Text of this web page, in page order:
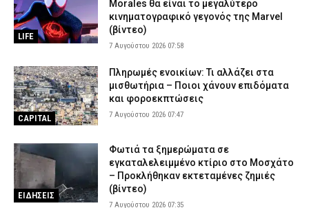
LIFE
Morales θα είναι το μεγαλύτερο
κινηματογραφικό γεγονός της Marvel
(βίντεο)
7 Αυγούστου 2026 07:58
CAPITAL
Πληρωμές ενοικίων: Τι αλλάζει στα
μισθωτήρια – Ποιοι χάνουν επιδόματα
και φοροεκπτώσεις
7 Αυγούστου 2026 07:47
ΕΙΔΗΣΕΙΣ
Φωτιά τα ξημερώματα σε
εγκαταλελειμμένο κτίριο στο Μοσχάτο
– Προκλήθηκαν εκτεταμένες ζημιές
(βίντεο)
7 Αυγούστου 2026 07:35